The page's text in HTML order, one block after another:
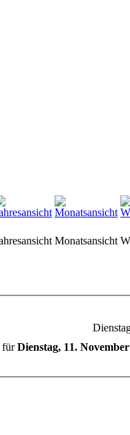
Monatsansicht
fürDienstag, 11.